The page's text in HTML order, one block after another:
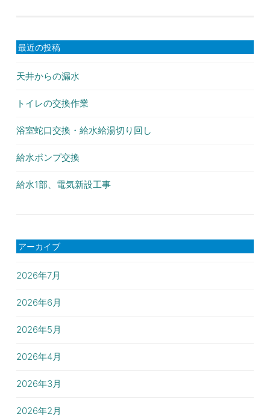
最近の投稿
天井からの漏水
トイレの交換作業
浴室蛇口交換・給水給湯切り回し
給水ポンプ交換
給水1部、電気新設工事
アーカイブ
2026年7月
2026年6月
2026年5月
2026年4月
2026年3月
2026年2月